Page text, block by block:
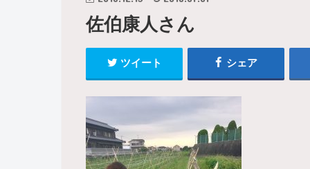
佐伯康人さん
ツイート シェア